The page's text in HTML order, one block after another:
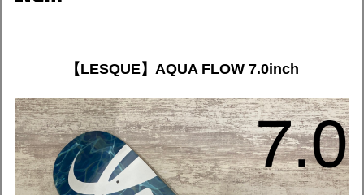
【LESQUE】AQUA FLOW 7.0inch